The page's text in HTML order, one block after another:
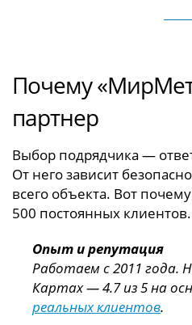
Почему
партнер
Выбор подрядчика —
От него зависит
всего объекта. Вот
500 постоянных клиентов.
Опыт и репутация
Работаем с 2011 года.
Картах — 4.7 из 5 на
реальных клиентов.